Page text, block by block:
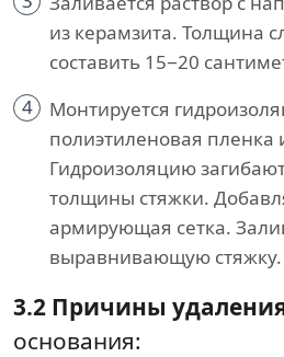
из керамзита. Толщина
составить 15−20
4
Монтируется
полиэтиленовая пленка
Гидроизоляцию
толщины стяжки.
армирующая сетка.
выравнивающую стяжку.
3.2 Причины
основания: